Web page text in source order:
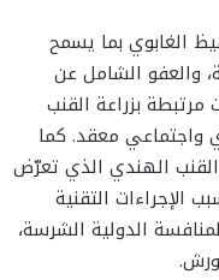
الغابوي بما يسمح
والعفو الشامل عن
مرتبطة بزراعة القنب
واجتماعي معقد. كما
الهندي الذي تعرّض
التقنية
الدولية الشرسة،